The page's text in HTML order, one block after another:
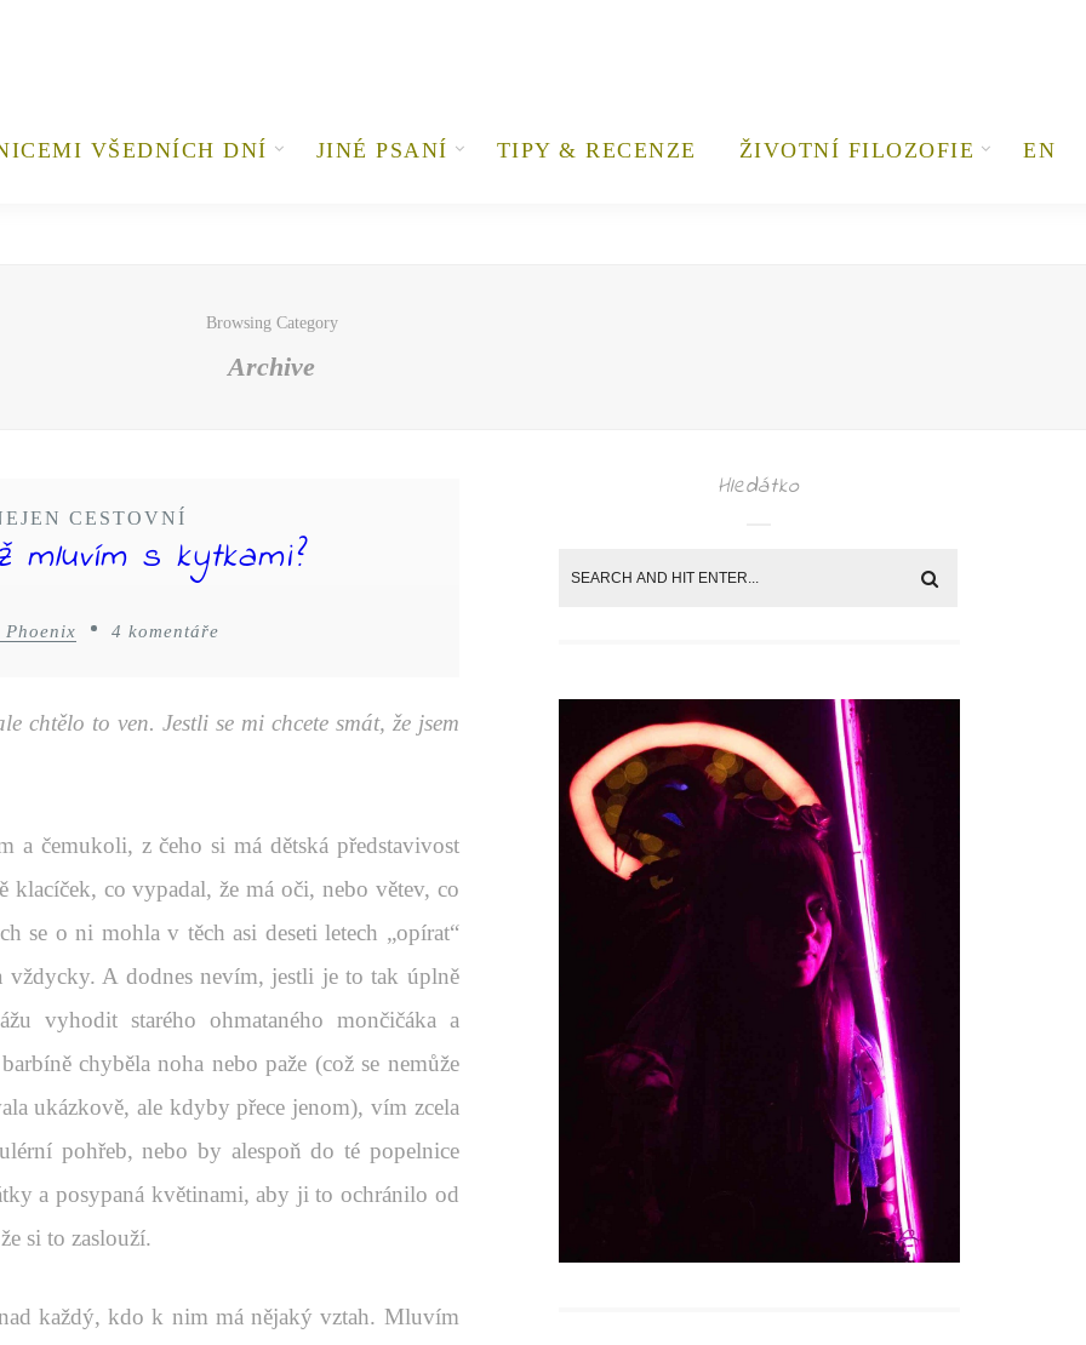
VŠEDNÍCH DNÍ JINÉ PSANÍ TIPY & RECENZE ŽIVOTNÍ FILOZOFIE EN
Browsing Category
Archive
CESTOVNÍ
mluvím s kytkami?
Phoenix 4 komentáře
chtělo to ven. Jestli se mi chcete smát, že jsem
a čemukoli, z čeho si má dětská představivost
co vypadal, že má oči, nebo větev, co
se o ni mohla v těch asi deseti letech „opírat“
vždycky. A dodnes nevím, jestli je to tak úplně
vyhodit starého ohmataného mončičáka a
chyběla noha nebo paže (což se nemůže
ukázkově, ale kdyby přece jenom), vím zcela
pohřeb, nebo by alespoň do té popelnice
a posypaná květinami, aby ji to ochránilo od
si to zaslouží.
každý, kdo k nim má nějaký vztah. Mluvím
Hledátko